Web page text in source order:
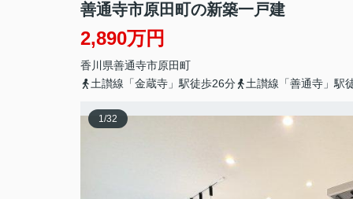
善通寺市原田町の新築一戸建
2,890万円
香川県善通寺市原田町
土讃線「金蔵寺」駅徒歩26分
土讃線「善通寺」駅
1/32